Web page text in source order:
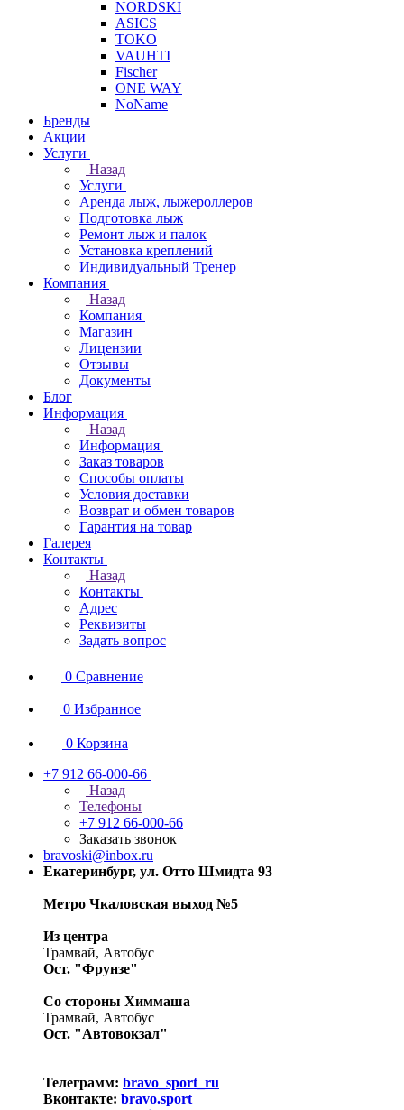
NORDSKI
ASICS
TOKO
VAUHTI
Fischer
ONE WAY
NoName
Бренды
Акции
Услуги
Назад
Услуги
Аренда лыж, лыжероллеров
Подготовка лыж
Ремонт лыж и палок
Установка креплений
Индивидуальный Тренер
Компания
Назад
Компания
Магазин
Лицензии
Отзывы
Документы
Блог
Информация
Назад
Информация
Заказ товаров
Способы оплаты
Условия доставки
Возврат и обмен товаров
Гарантия на товар
Галерея
Контакты
Назад
Контакты
Адрес
Реквизиты
Задать вопрос
0 Сравнение
0 Избранное
0 Корзина
+7 912 66-000-66
Назад
Телефоны
+7 912 66-000-66
Заказать звонок
bravoski@inbox.ru
Екатеринбург, ул. Отто Шмидта 93
Метро Чкаловская выход №5
Из центра
Трамвай, Автобус
Ост. "Фрунзе"
Со стороны Химмаша
Трамвай, Автобус
Ост. "Автовокзал"
Телеграмм: bravo_sport_ru
Вконтакте: bravo.sport